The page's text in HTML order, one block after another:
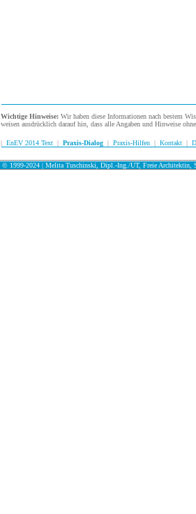
Wichtige Hinweise: Wir haben diese Informationen nach bestem
weisen ausdrücklich darauf hin, dass alle Angaben und Hinweise
| EnEV 2014 Text | Praxis-Dialog | Praxis-Hilfen | Kontakt |
© 1999-2024 | Melita Tuschinski, Dipl.-Ing./UT, Freie Architektin,